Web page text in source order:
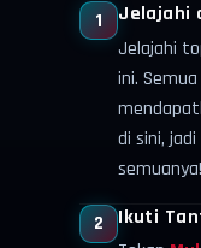
1
Jelajahi
Jelajahi
ini.
di sini,
semuanya!
2
Ikuti